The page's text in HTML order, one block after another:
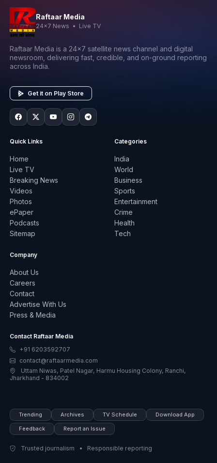
Raftaar Media
24x7 News • Live TV
Raftaar Media is a 24x7 satellite news channel and digital
newsroom, delivering fast, credible, and on-ground reporting
across India.
Get it on Play Store
Quick Links
Home
Live TV
Breaking News
Videos
Photos
ePaper
Podcasts
Sitemap
Categories
India
World
Business
Sports
Entertainment
Crime
Health
Tech
Company
About Us
Careers
Contact
Advertise With Us
Press & Media
Contact Raftaar Media
+91 6203592707
contact@raftaarmedia.com
Uttam Niwas, Patel Nagar, Harmu Housing Colony, Ranchi,
Jharkhand - 834002
Trending Archives TV Schedule Download App
Feedback Report an Issue
Trusted journalism • Responsible reporting